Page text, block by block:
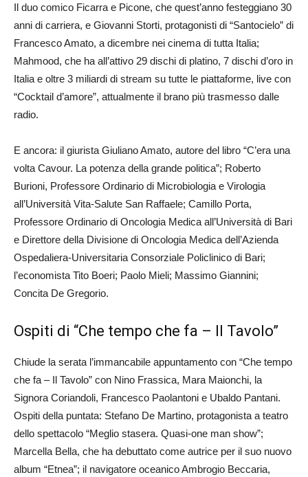
Il duo comico Ficarra e Picone, che quest’anno festeggiano 30
anni di carriera, e Giovanni Storti, protagonisti di “Santocielo” di
Francesco Amato, a dicembre nei cinema di tutta Italia;
Mahmood, che ha all’attivo 29 dischi di platino, 7 dischi d’oro in
Italia e oltre 3 miliardi di stream su tutte le piattaforme, live con
“Cocktail d’amore”, attualmente il brano più trasmesso dalle
radio.
E ancora: il giurista Giuliano Amato, autore del libro “C’era una
volta Cavour. La potenza della grande politica”; Roberto
Burioni, Professore Ordinario di Microbiologia e Virologia
all’Università Vita-Salute San Raffaele; Camillo Porta,
Professore Ordinario di Oncologia Medica all’Università di Bari
e Direttore della Divisione di Oncologia Medica dell’Azienda
Ospedaliera-Universitaria Consorziale Policlinico di Bari;
l’economista Tito Boeri; Paolo Mieli; Massimo Giannini;
Concita De Gregorio.
Ospiti di “Che tempo che fa – Il Tavolo”
Chiude la serata l’immancabile appuntamento con “Che tempo
che fa – Il Tavolo” con Nino Frassica, Mara Maionchi, la
Signora Coriandoli, Francesco Paolantoni e Ubaldo Pantani.
Ospiti della puntata: Stefano De Martino, protagonista a teatro
dello spettacolo “Meglio stasera. Quasi-one man show”;
Marcella Bella, che ha debuttato come autrice per il suo nuovo
album “Etnea”; il navigatore oceanico Ambrogio Beccaria,